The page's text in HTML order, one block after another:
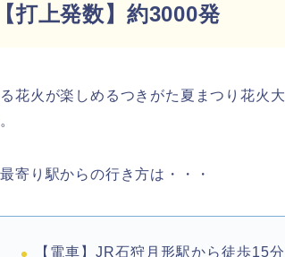
【打上発数】約3000発
花火が楽しめるつきがた夏まつり花火
寄り駅からの行き方は・・・
【電車】JR石狩月形駅から徒歩15